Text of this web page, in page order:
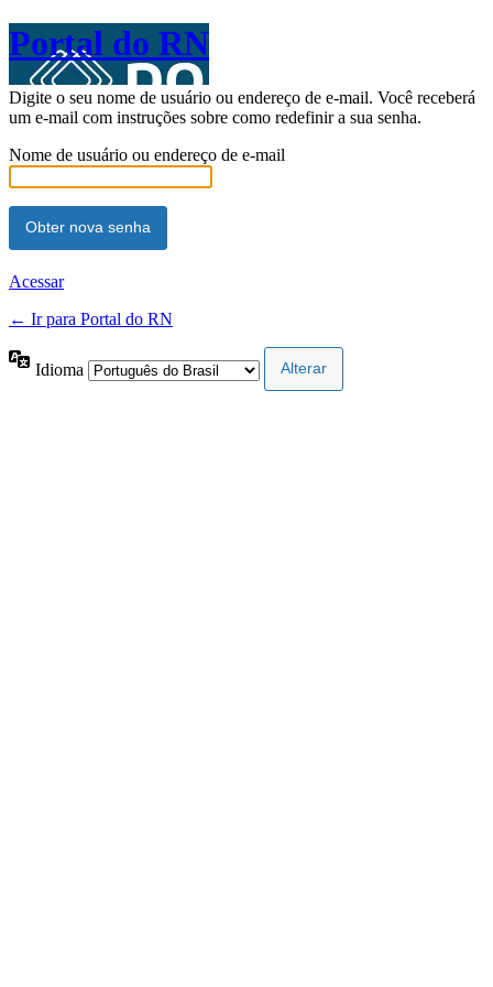
Portal do RN
Digite o seu nome de usuário ou endereço de e-mail. Você receberá
um e-mail com instruções sobre como redefinir a sua senha.
Nome de usuário ou endereço de e-mail
Acessar
← Ir para Portal do RN
Idioma